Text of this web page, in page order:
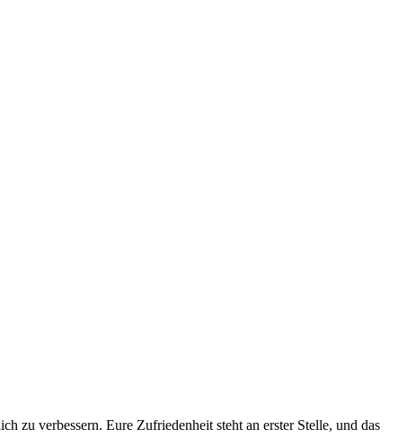
zu verbessern. Eure Zufriedenheit steht an erster Stelle, und das